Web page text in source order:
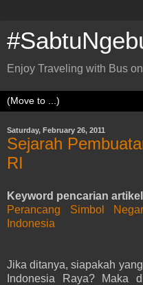
Enjoy Traveling with Bus
Saturday, February 26, 2011
Sejarah
RI
Keyword pencarian
Perancang Simbol
Indonesia
Jika ditanya, siapakah
Indonesia Raya? Maka